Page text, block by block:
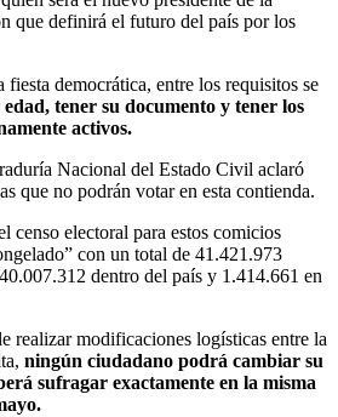
que definirá el futuro del país por los
fiesta democrática, entre los requisitos se
tener su documento y tener los
activos.
Nacional del Estado Civil aclaró
que no podrán votar en esta contienda.
censo electoral para estos comicios
con un total de 41.421.973
dentro del país y 1.414.661 en
realizar modificaciones logísticas entre la
ningún ciudadano podrá cambiar su
sufragar exactamente en la misma